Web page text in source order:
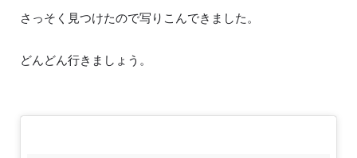
さっそく見つけたので写りこんできました。
どんどん行きましょう。